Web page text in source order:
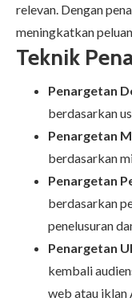
relevan. Dengan
meningkatkan
Teknik
Penargetan
berdasarkan
Penargetan
berdasarkan
Penargetan
berdasarkan
penelusuran
Penargetan
kembali
web atau iklan